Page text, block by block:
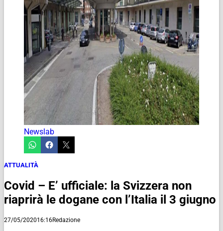
Newslab
ATTUALITÀ
Covid – E’ ufficiale: la Svizzera non
riaprirà le dogane con l’Italia il 3 giugno
27/05/202016:16Redazione